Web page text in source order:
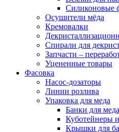
Силиконовые
Осушители мёда
Кремовалки
Спирали для
Запчасти –
Уцененные товары
Фасовка
Насос-дозаторы
Линии розлива
Упаковка для меда
Банки для меда
Куботейнеры
Крышки для